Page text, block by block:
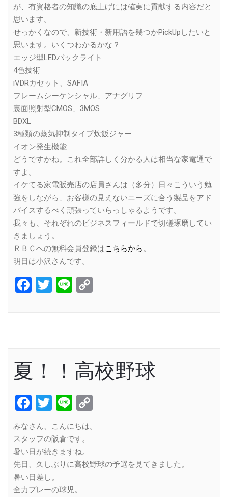
が、有資格者の知識の底上げには確実に貢献する内容だと
思います。
せっかくなので、新技術・新用語を幾つかPickUpしたいと
思います。いくつわかるかな？
エッジ型LEDバックライト
4色技術
iVDRカセット、SAFIA
フレームシーケンシャル、アナグリフ
裏面照射型CMOS、3MOS
BDXL
3種類の蒸気抑制タイプ炊飯ジャー
イオン発生機能
どうですかね。これ全部詳しく分かる人は相当な家電通で
すよ。
イケてる家電販売店の店員さんは（多分）日々こういう勉
強をしながら、お客様の見えないニーズに合う製品をアド
バイスするべく頑張っていらっしゃるようです。
我々も、それぞれのビジネスフィールドで切磋琢磨してい
きましょう。
ＲＢＣへの無料会員登録はこちらから。
明日は小沢さんです。
Facebook
Twitter
Line
夏！！高校野球
Facebook
Twitter
Line
みなさん、こんにちは。
スタッフの阪倉です。
暑い日が続きますね。
先日、久しぶりに高校野球の予選を見てきました。
暑い日差し。
全力プレーの球児。